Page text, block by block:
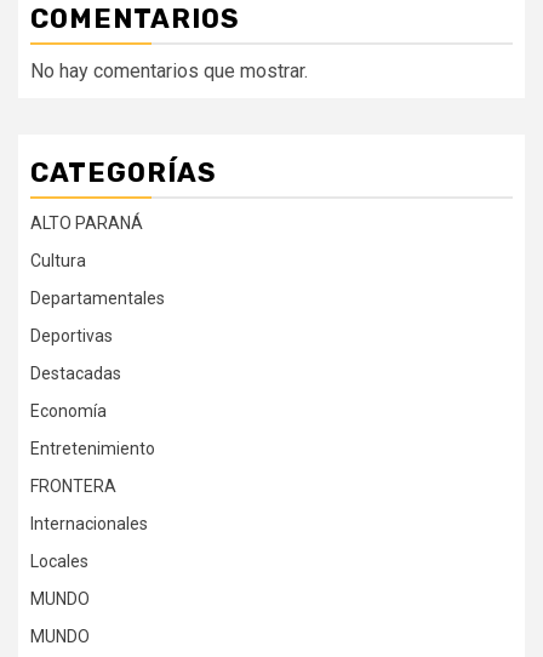
COMENTARIOS
No hay comentarios que mostrar.
CATEGORÍAS
ALTO PARANÁ
Cultura
Departamentales
Deportivas
Destacadas
Economía
Entretenimiento
FRONTERA
Internacionales
Locales
MUNDO
MUNDO